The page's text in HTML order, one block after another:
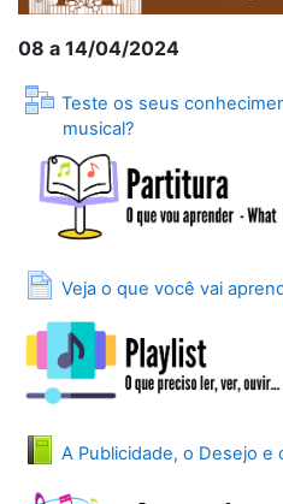
08 a 14/04/2024
Teste os seus
musical?
Lição
Veja o que você vai
A Publicidade, o Desejo e